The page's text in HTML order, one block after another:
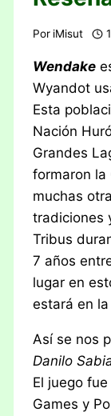
Por iMisut
Wendake
Wyandot
Esta
Nación
Grandes
formaron la
muchas
tradiciones
Tribus
7 años
lugar en
estará en
Así se nos
Danilo
El juego
Games y